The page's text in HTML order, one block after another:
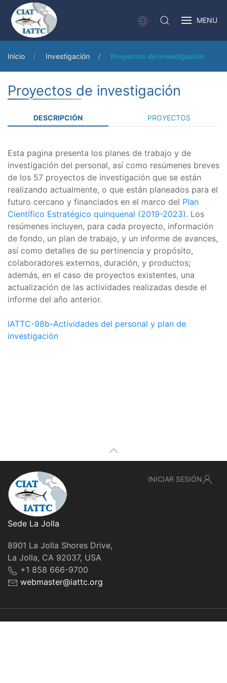
MENU
Inicio Investigación Proyectos de investigación
Proyectos de investigación
DESCRIPCIÓN PROYECTOS
Esta pagina presenta los planes de trabajo y de
investigación del personal, así como resúmenes breves
de los 57 proyectos de investigación que se están
realizando actualmente, o que están planeados para el
futuro cercano y financiados en el marco del Plan
Científico Estratégico quinquenal (2019-2023). Los
resúmenes incluyen, para cada proyecto, información
de fondo, un plan de trabajo, y un informe de avances,
así como detalles de su pertinencia y propósito,
colaboradores externos, duración, y productos;
además, en el caso de proyectos existentes, una
actualización de las actividades realizadas desde el
informe del año anterior.
IATTC-98b-Actividades del personal y plan de
investigación
Sede La Jolla
8901 La Jolla Shores Drive,
La Jolla, CA 92037, USA
+1 858 666-9700
webmaster@iattc.org
INICIAR SESIÓN
© IATTC, 2022-2026